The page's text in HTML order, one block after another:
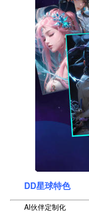
DD星球特色
AI伙伴定制化